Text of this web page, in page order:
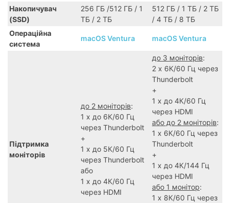
Накопичувач
(SSD)
256 ГБ /512 ГБ / 1
ТБ / 2 ТБ
512 ГБ / 1 ТБ / 2 ТБ
/ 4 ТБ / 8 ТБ
Операційна
система
macOS Ventura macOS Ventura
Підтримка
моніторів
до 2 моніторів:
1 х до 6К/60 Гц
через Thunderbolt
+
1 х до 5К/60 Гц
через Thunderbolt
або
1 х до 4К/60 Гц
через HDMI
до 3 моніторів:
2 х 6К/60 Гц через
Thunderbolt
+
1 х до 4К/60 Гц
через HDMI
або до 2 моніторів:
1 х 6К/60 Гц через
Thunderbolt
+
1 х до 4К/144 Гц
через HDMI
або 1 монітор:
1 х 8К/60 Гц через